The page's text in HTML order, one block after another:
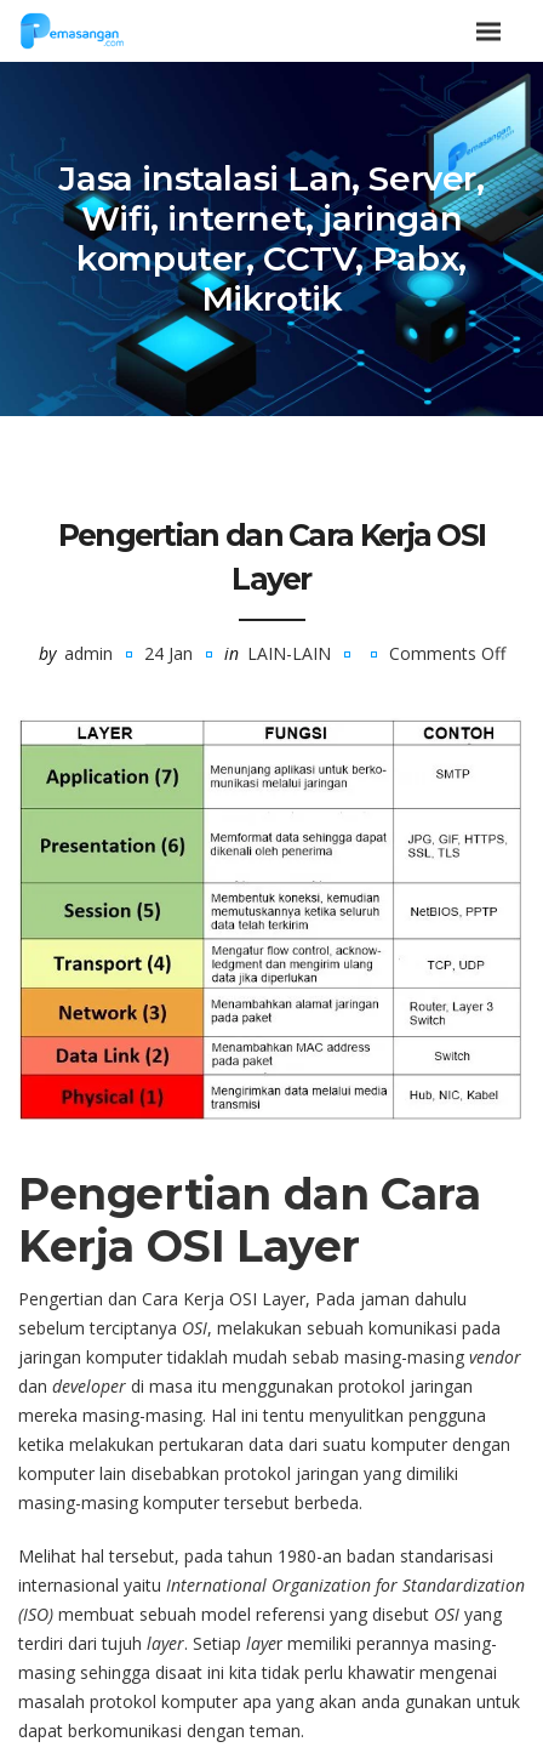
Jasa instalasi Lan, Server,
Wifi, internet, jaringan
komputer, CCTV, Pabx,
Mikrotik
Pengertian dan Cara Kerja OSI
Layer
by admin 24 Jan in LAIN-LAIN
Comments Off
dan
Pengertian dan Cara
Kerja OSI Layer
Pengertian dan Cara Kerja OSI Layer, Pada jaman dahulu
sebelum terciptanya OSI, melakukan sebuah komunikasi pada
jaringan komputer tidaklah mudah sebab masing-masing vendor
dan developer di masa itu menggunakan protokol jaringan
mereka masing-masing. Hal ini tentu menyulitkan pengguna
ketika melakukan pertukaran data dari suatu komputer dengan
komputer lain disebabkan protokol jaringan yang dimiliki
masing-masing komputer tersebut berbeda.
Melihat hal tersebut, pada tahun 1980-an badan standarisasi
internasional yaitu International Organization for Standardization
(ISO) membuat sebuah model referensi yang disebut OSI yang
terdiri dari tujuh layer. Setiap layer memiliki perannya masing-
masing sehingga disaat ini kita tidak perlu khawatir mengenai
masalah protokol komputer apa yang akan anda gunakan untuk
dapat berkomunikasi dengan teman.